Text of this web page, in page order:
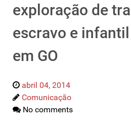
exploração de
escravo e
em GO
abril 04, 2014
Comunicação
No comments